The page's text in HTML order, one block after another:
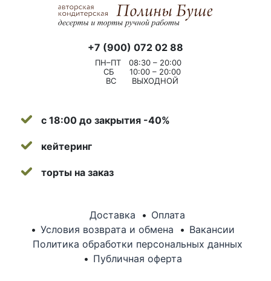
+7 (900) 072 02 88
ПН–ПТ
08:30 – 20:00
СБ
10:00 – 20:00
ВС
ВЫХОДНОЙ
с 18:00 до закрытия -40%
кейтеринг
торты на заказ
Доставка
Оплата
Условия возврата и обмена
Вакансии
Политика обработки персональных данных
Публичная оферта